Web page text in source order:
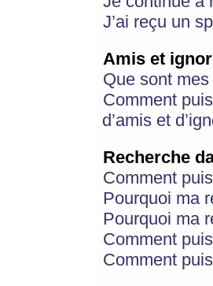
J’ai reçu un
Amis et
Que sont mes
Comment
d’amis et
Recherche
Comment
Pourquoi ma
Pourquoi ma
Comment
Comment